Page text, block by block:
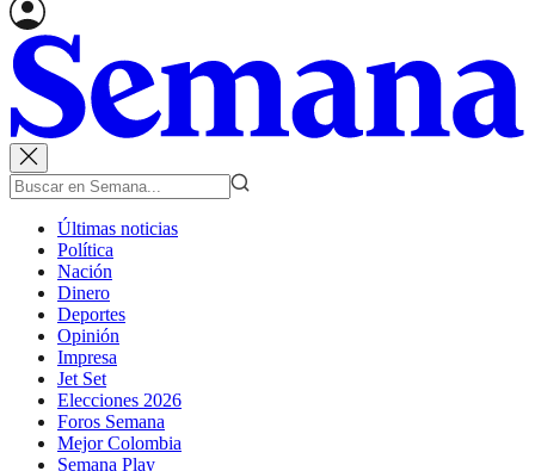
Últimas noticias
Política
Nación
Dinero
Deportes
Opinión
Impresa
Jet Set
Elecciones 2026
Foros Semana
Mejor Colombia
Semana Play